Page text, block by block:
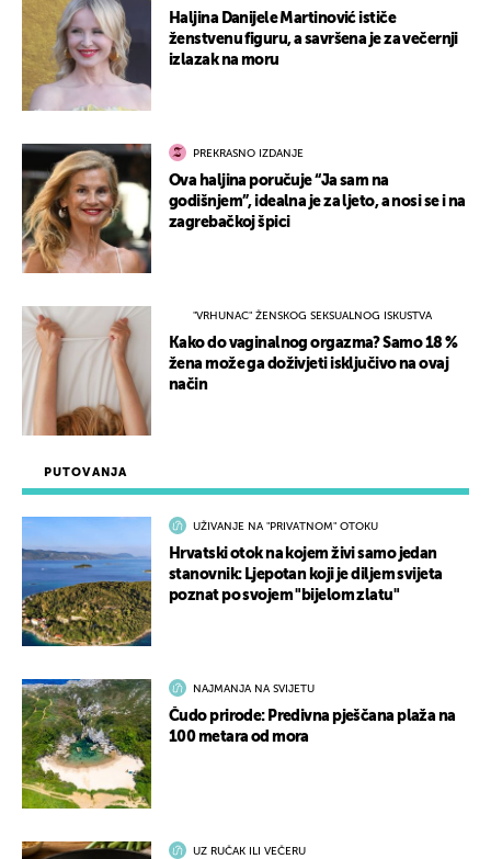
PUTOVANJA
UŽIVANJE NA "PRIVATNOM" OTOKU
Hrvatski otok na kojem živi samo jedan
stanovnik: Ljepotan koji je diljem svijeta
poznat po svojem "bijelom zlatu"
NAJMANJA NA SVIJETU
Čudo prirode: Predivna pješčana plaža na
100 metara od mora
UZ RUČAK ILI VEČERU
Haljina Danijele Martinović ističe
ženstvenu figuru, a savršena je za večernji
izlazak na moru
PREKRASNO IZDANJE
Ova haljina poručuje “Ja sam na
godišnjem”, idealna je za ljeto, a nosi se i na
zagrebačkoj špici
"VRHUNAC" ŽENSKOG SEKSUALNOG ISKUSTVA
Kako do vaginalnog orgazma? Samo 18 %
žena može ga doživjeti isključivo na ovaj
način